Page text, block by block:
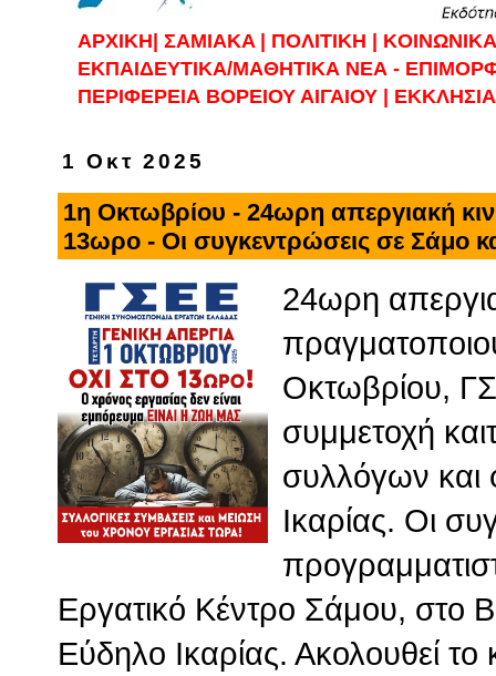
ΑΡΧΙΚΗ| ΣAMIAKA | ΠΟΛΙΤΙΚΗ |
ΕΚΠΑΙΔΕΥΤΙΚΑ/ΜΑΘΗΤΙΚΑ ΝΕΑ -
ΠΕΡΙΦΕΡΕΙΑ ΒΟΡΕΙΟΥ ΑΙΓΑΙΟΥ |
1 Οκτ 2025
1η Οκτωβρίου - 24ωρη απεργιακή
13ωρο - Οι συγκεντρώσεις σε Σάμο
24ωρη
Οκτωβρίου,
συμμετοχή
συλλόγων και
Ικαρίας. Οι
Εργατικό Κέντρο Σάμου, στο
Εύδηλο Ικαρίας. Ακολουθεί